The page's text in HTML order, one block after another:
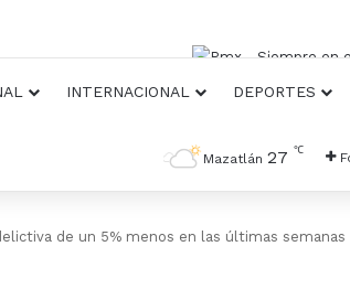
INTERNACIONAL DEPORTES
Mazatlán 27 ℃
de un 5% menos en las últimas semanas